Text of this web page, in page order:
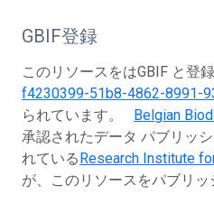
GBIF登録
このリソースをはGBIF と登
f4230399-51b8-4862-8991-
られています。 Belgian
承認されたデータ パブリッ
れているResearch Institute
が、このリソースをパブリッ